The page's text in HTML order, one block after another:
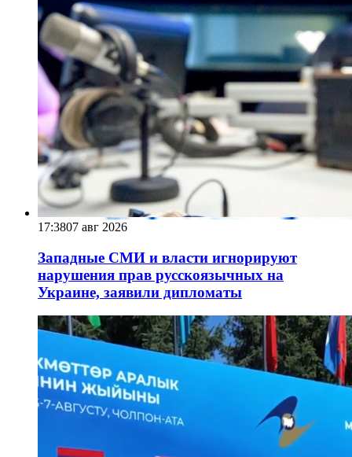
17:3807 авг 2026
Западные СМИ и власти игнорируют
нарушения прав русскоязычных на
Украине, заявили дипломаты